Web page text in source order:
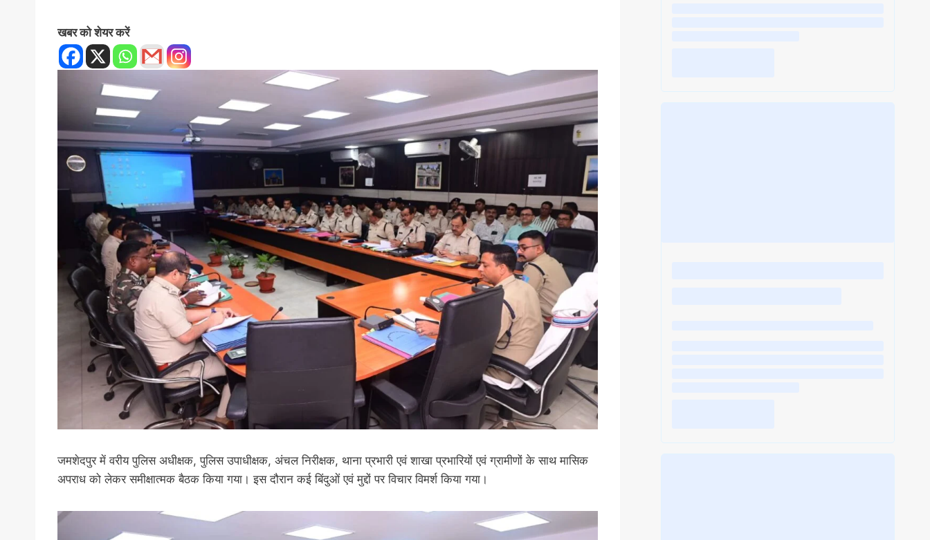
खबर को शेयर करें
जमशेदपुर में वरीय पुलिस अधीक्षक, पुलिस उपाधीक्षक, अंचल निरीक्षक, थाना प्रभारी एवं शाखा प्रभारियों एवं ग्रामीणों के साथ मासिक
अपराध को लेकर समीक्षात्मक बैठक किया गया। इस दौरान कई बिंदुओं एवं मुद्दों पर विचार विमर्श किया गया।